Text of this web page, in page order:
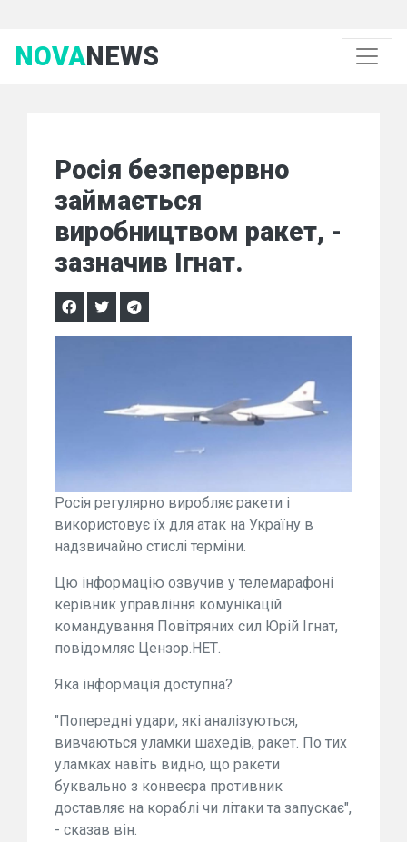
NOVANEWS
Росія безперервно
займається
виробництвом ракет, -
зазначив Ігнат.
Росія регулярно виробляє ракети і
використовує їх для атак на Україну в
надзвичайно стислі терміни.
Цю інформацію озвучив у телемарафоні
керівник управління комунікацій
командування Повітряних сил Юрій Ігнат,
повідомляє Цензор.НЕТ.
Яка інформація доступна?
"Попередні удари, які аналізуються,
вивчаються уламки шахедів, ракет. По тих
уламках навіть видно, що ракети
буквально з конвеєра противник
доставляє на кораблі чи літаки та запускає",
- сказав він.